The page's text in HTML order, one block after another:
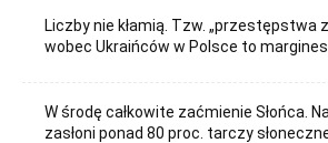
Liczby nie kłamią. Tzw. „przestępstwa
wobec Ukraińców w Polsce to margines
W środę całkowite zaćmienie Słońca.
zasłoni ponad 80 proc. tarczy